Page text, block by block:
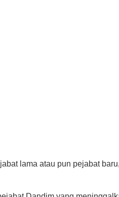
lama atau pun pejabat